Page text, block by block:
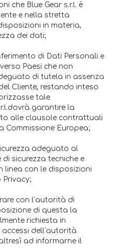
che Blue Gear s.r.l. è
e nella stretta
in materia,
dei dati;
di Dati Personali e
Paesi che non
di tutela in assenza
Cliente, restando inteso
tale
garantire la
alle clausole contrattuali
Europea;
adeguato al
sicurezza tecniche e
linea con le disposizioni
Privacy;
con l’autorità di
di questa la
richiesta in
dell’autorità
ad informarne il